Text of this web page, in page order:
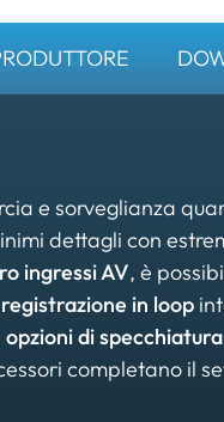
e sorveglianza
dettagli con
ingressi AV, è
in loop
opzioni di specchiatura
completano il